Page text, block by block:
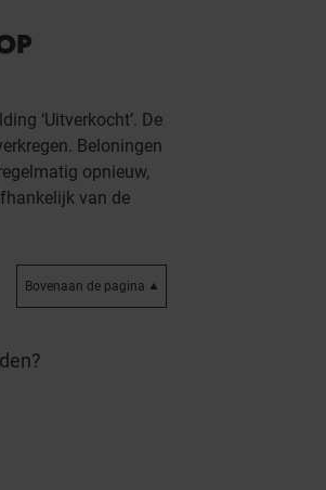
‘Uitverkocht’. De
Beloningen
opnieuw,
van de
Bovenaan de pagina